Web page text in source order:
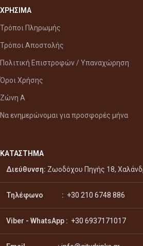
ΧΡΗΣΙΜΑ
Τρόποι Πληρωμής
Τρόποι Αποστολής
Πολιτική Επιστροφών / Υπαναχώρηση
Όροι Χρήσης
Ζώνη Α
Να ενημερώνομαι για προσφορές μήνα
ΚΑΤΑΣΤΗΜΑ
Διεύθυνση: Ζωοδόχου Πηγής 18,
Τηλέφωνο : +30 210 6748 886
Viber - WhatsApp : +30 6937171017